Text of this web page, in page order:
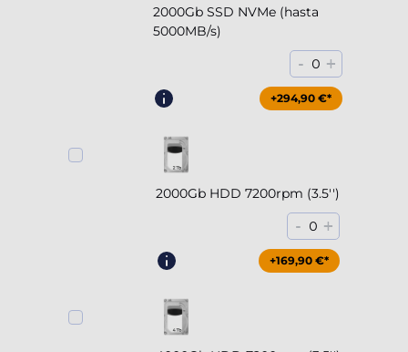
2000Gb SSD NVMe (hasta
5000MB/s)
- 0 +
+294,90 €*
2000Gb HDD 7200rpm (3.5'')
- 0 +
+169,90 €*